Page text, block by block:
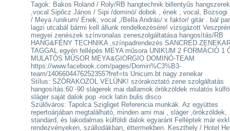
Tagok: Bakos Roland / Roly/RB hangtechnik billentyűs
,vocal Sipőcz János / Sipi /dominó/ dobok , ének , vocal, Bozsogi
/ Meya /unikum/ Ének, vocal ,/Bella András/ x faktor/ gitár . bál
lagzi utcabál bármi kell állunk rendelkezésére! vizsgázott
megyei zenészek színvonalas zeneszolgáltatása hangosítás/RB
HANG&FÉNY TECHNIKA ,színpadrendezés SANCRED
TAGGAL egyén fellépés MEYA műsora UNIKUM 2 FORMÁCIÓ 1
MULATÓS MŰSOR MEYA&GIORGIO DOMINÓ-TEAM
https://www.facebook.com/pages/Domin%C3%B3-
team/1406604476252355?fref=ts Unicum.bt nagy zenekar
Stílus: SZÓRAKOZOL VELÜNK! szórakoztató zene szolgáltatás
hangosítás:60 -90 slágerek mai dallamok örökzöldek mulatós
sláger saját dalok pop -rock latin bulis disco
Szülőváros: Tapolca Szigliget Referencia munkák. Az együttes
repertoárjában megtalálható, minden ami mai , sláger ,örökzöldek,
standard, és lakodalmas külföldi dalok egyaránt Felléptek már
rendezvényeken, szállodákban, éttermekben. Keszthely / Hotel